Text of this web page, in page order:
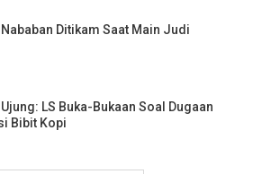
Nababan Ditikam Saat Main Judi
LS Buka-Bukaan Soal Dugaan
Bibit Kopi